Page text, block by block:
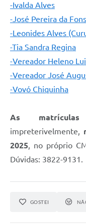
-Ivalda Alves
-José Pereira da
-Leonides Alves
-Tia Sandra Regina
-Vereador Heleno
-Vereador José
-Vovó Chiquinha
As
impreterivelmente,
2025, no próprio
Dúvidas: 3822-9131.
GOSTEI